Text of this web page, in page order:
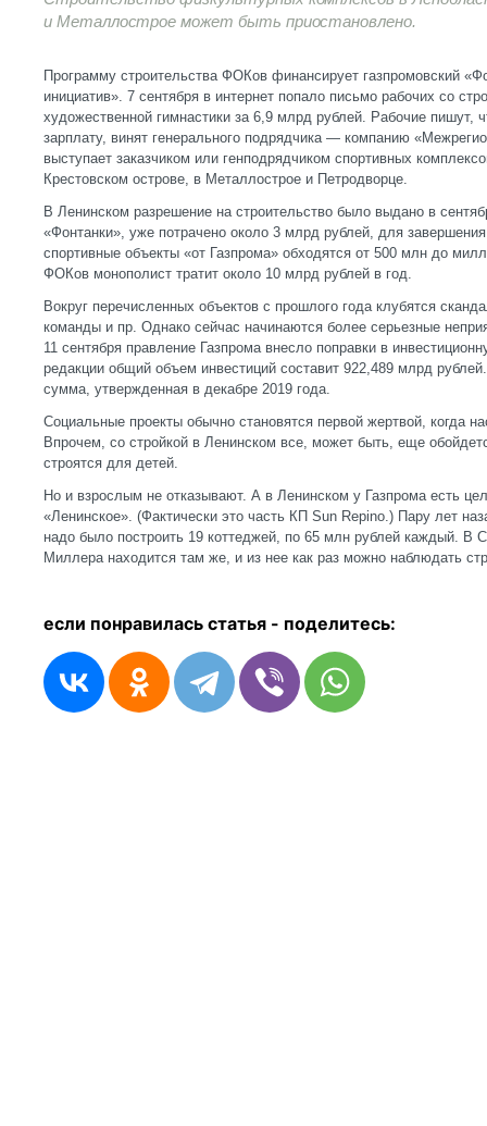
и Металлострое может быть приостановлено.
Программу строительства ФОКов финансирует газпромовский
инициатив». 7 сентября в интернет попало письмо рабочих со
художественной гимнастики за 6,9 млрд рублей. Рабочие пишут,
зарплату, винят генерального подрядчика — компанию
выступает заказчиком или генподрядчиком спортивных
Крестовском острове, в Металлострое и Петродворце.
В Ленинском разрешение на строительство было выдано в
«Фонтанки», уже потрачено около 3 млрд рублей, для
спортивные объекты «от Газпрома» обходятся от 500 млн до
ФОКов монополист тратит около 10 млрд рублей в год.
Вокруг перечисленных объектов с прошлого года клубятся
команды и пр. Однако сейчас начинаются более серьезные
11 сентября правление Газпрома внесло поправки в
редакции общий объем инвестиций составит 922,489 млрд
сумма, утвержденная в декабре 2019 года.
Социальные проекты обычно становятся первой жертвой, когда
Впрочем, со стройкой в Ленинском все, может быть, еще
строятся для детей.
Но и взрослым не отказывают. А в Ленинском у Газпрома есть
«Ленинское». (Фактически это часть КП Sun Repino.) Пару лет
надо было построить 19 коттеджей, по 65 млн рублей каждый. В
Миллера находится там же, и из нее как раз можно наблюдать
если понравилась статья - поделитесь: